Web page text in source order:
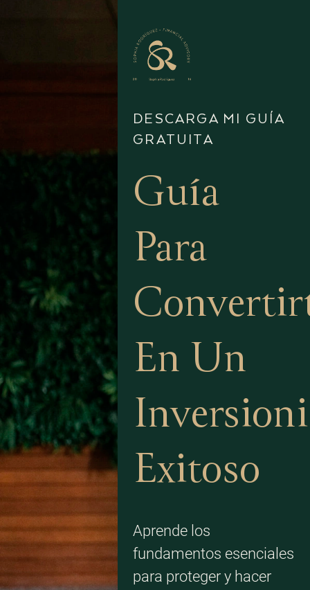
DESCARGA MI GUÍA
GRATUITA
Guía
Para
En Un
Exitoso
Aprende los
fundamentos esenciales
para proteger y hacer